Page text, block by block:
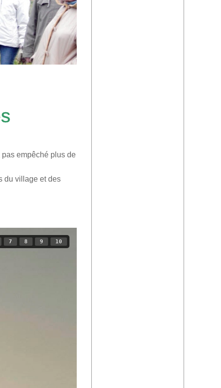
empêché plus de
du village et des
7 8 9 10